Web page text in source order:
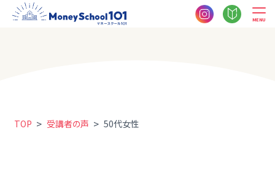
MENU
TOP > 受講者の声 > 50代女性